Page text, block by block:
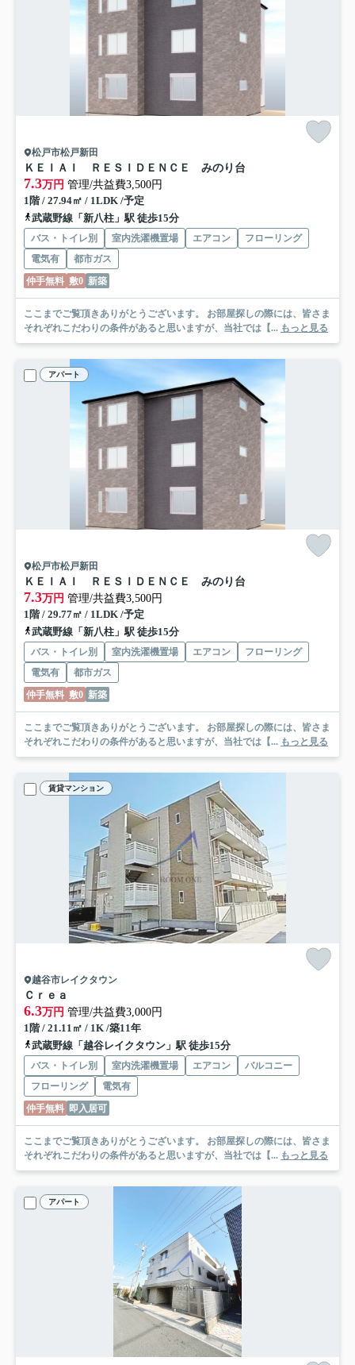
松戸市松戸新田
ＫＥＩＡＩ ＲＥＳＩＤＥＮＣＥ みのり台
7.3万円 管理/共益費3,500円
1階 / 27.94㎡ / 1LDK /予定
武蔵野線「新八柱」駅 徒歩15分
バス・トイレ別 室内洗濯機置場 エアコン
フローリング
電気有
都市ガス
仲手無料 敷0 新築
ここまでご覧頂きありがとうございます。 お部屋探しの際には、皆さま
それぞれこだわりの条件があると思いますが、当社では【... もっと見る
アパート
松戸市松戸新田
ＫＥＩＡＩ ＲＥＳＩＤＥＮＣＥ みのり台
7.3万円 管理/共益費3,500円
1階 / 29.77㎡ / 1LDK /予定
武蔵野線「新八柱」駅 徒歩15分
バス・トイレ別 室内洗濯機置場 エアコン
フローリング
電気有
都市ガス
仲手無料 敷0 新築
ここまでご覧頂きありがとうございます。 お部屋探しの際には、皆さま
それぞれこだわりの条件があると思いますが、当社では【... もっと見る
賃貸マンション
越谷市レイクタウン
Ｃｒｅａ
6.3万円 管理/共益費3,000円
1階 / 21.11㎡ / 1K /築11年
武蔵野線「越谷レイクタウン」駅 徒歩15分
バス・トイレ別 室内洗濯機置場 エアコン
バルコニー
フローリング
電気有
仲手無料 即入居可
ここまでご覧頂きありがとうございます。 お部屋探しの際には、皆さま
それぞれこだわりの条件があると思いますが、当社では【... もっと見る
アパート